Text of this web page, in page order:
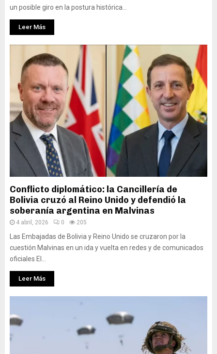
un posible giro en la postura histórica...
Leer Más
Conflicto diplomático: la Cancillería de
Bolivia cruzó al Reino Unido y defendió la
soberanía argentina en Malvinas
4 abril, 2026 0 205
Las Embajadas de Bolivia y Reino Unido se cruzaron por la
cuestión Malvinas en un ida y vuelta en redes y de comunicados
oficiales El...
Leer Más